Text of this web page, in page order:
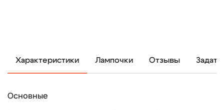
Характеристики Лампочки Отзывы
Основные